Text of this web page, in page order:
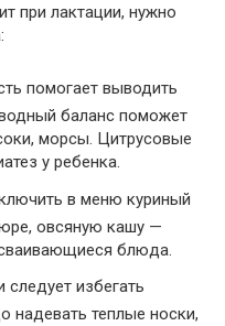
при лактации, нужно
помогает выводить
баланс поможет
морсы. Цитрусовые
у ребенка.
в меню куриный
овсяную кашу —
блюда.
избегать
надевать теплые носки,